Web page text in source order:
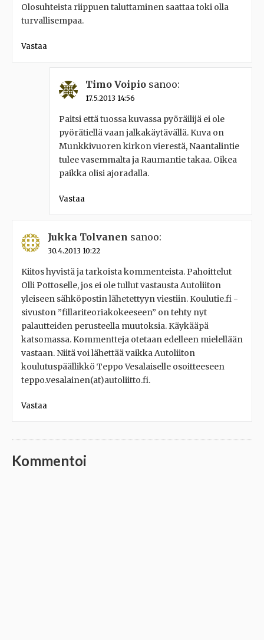
Olosuhteista riippuen taluttaminen saattaa toki olla
turvallisempaa.
Vastaa
Timo Voipio sanoo:
17.5.2013 14:56
Paitsi että tuossa kuvassa pyöräilijä ei ole
pyörätiellä vaan jalkakäytävällä. Kuva on
Munkkivuoren kirkon vierestä, Naantalintie
tulee vasemmalta ja Raumantie takaa. Oikea
paikka olisi ajoradalla.
Vastaa
Jukka Tolvanen sanoo:
30.4.2013 10:22
Kiitos hyvistä ja tarkoista kommenteista. Pahoittelut
Olli Pottoselle, jos ei ole tullut vastausta Autoliiton
yleiseen sähköpostin lähetettyyn viestiin. Koulutie.fi -
sivuston ”fillariteoriakokeeseen” on tehty nyt
palautteiden perusteella muutoksia. Käykääpä
katsomassa. Kommentteja otetaan edelleen mielellään
vastaan. Niitä voi lähettää vaikka Autoliiton
koulutuspäällikkö Teppo Vesalaiselle osoitteeseen
teppo.vesalainen(at)autoliitto.fi.
Vastaa
Kommentoi